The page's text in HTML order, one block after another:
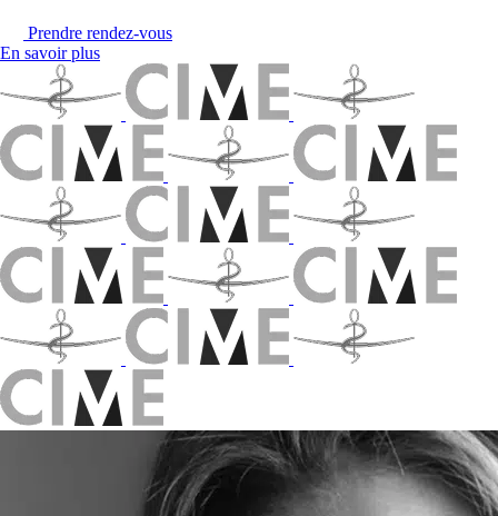
Prendre rendez-vous
En savoir plus